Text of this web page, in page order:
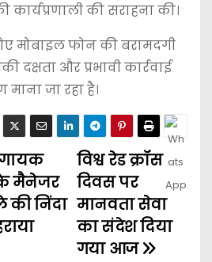
की सराहना की।
मोबाइल फोन की बरामदगी
और प्रभावी कार्रवाई
जा रहा है।
विश्व रेड क्रॉस
दिवस पर
मानवता सेवा
का संदेश दिया
गया आज
मैनेजर
निंदा